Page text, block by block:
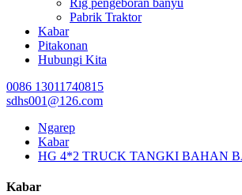
Rig pengeboran banyu
Pabrik Traktor
Kabar
Pitakonan
Hubungi Kita
0086 13011740815
sdhs001@126.com
Ngarep
Kabar
HG 4*2 TRUCK TANGKI BAHAN
Kabar